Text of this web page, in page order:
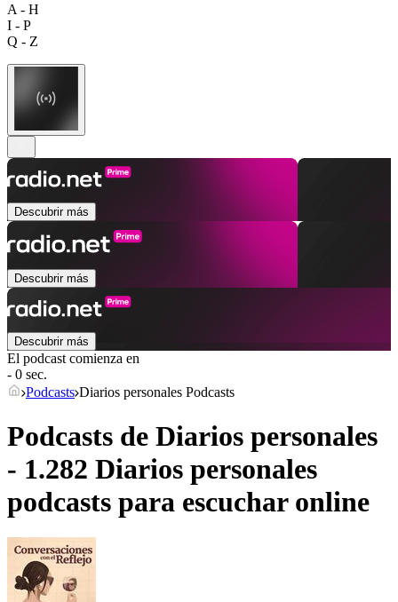
A - H
I - P
Q - Z
Descubrir más
Descubrir más
Descubrir más
El podcast comienza en
- 0 sec.
Podcasts Diarios personales Podcasts
Podcasts de Diarios personales
- 1.282 Diarios personales
podcasts para escuchar online